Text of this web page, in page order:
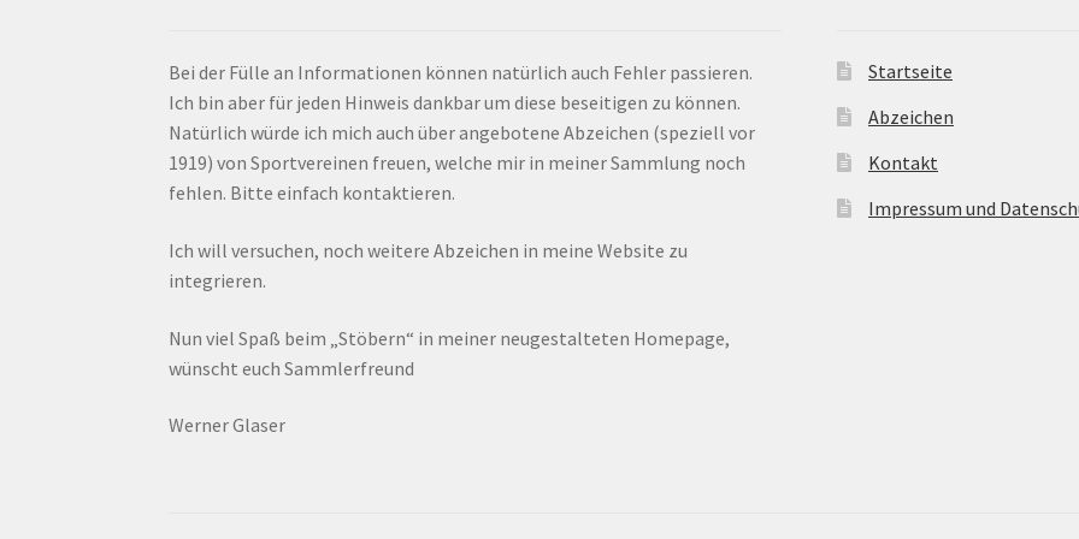
Bei der Fülle an Informationen können natürlich auch Fehler passieren.
Ich bin aber für jeden Hinweis dankbar um diese beseitigen zu können.
Natürlich würde ich mich auch über angebotene Abzeichen (speziell vor
1919) von Sportvereinen freuen, welche mir in meiner Sammlung noch
fehlen. Bitte einfach kontaktieren.
Ich will versuchen, noch weitere Abzeichen in meine Website zu
integrieren.
Nun viel Spaß beim „Stöbern“ in meiner neugestalteten Homepage,
wünscht euch Sammlerfreund
Werner Glaser
Startseite
Abzeichen
Kontakt
Impressum und